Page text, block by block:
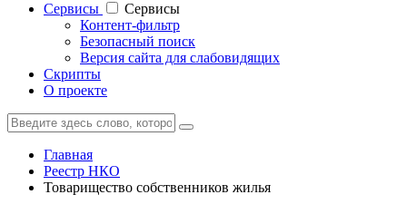
Cервисы
Cервисы
Контент-фильтр
Безопасный поиск
Версия сайта для слабовидящих
Скрипты
О проекте
Главная
Реестр НКО
Товарищество собственников жилья